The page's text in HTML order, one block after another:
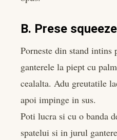
B. Prese
Porneste din stand intins
ganterele la piept cu
cealalta. Adu greutatile
apoi impinge in sus.
Poti lucra si cu o banda
spatelui si in jurul